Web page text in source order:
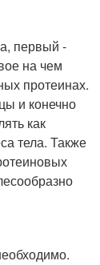
первый -
на чем
протеинах.
и конечно
как
тела. Также